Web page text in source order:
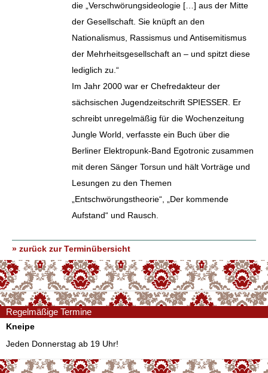
die „Verschwörungsideologie […] aus der Mitte
der Gesellschaft. Sie knüpft an den
Nationalismus, Rassismus und Antisemitismus
der Mehrheitsgesellschaft an – und spitzt diese
lediglich zu.“
Im Jahr 2000 war er Chefredakteur der
sächsischen Jugendzeitschrift SPIESSER. Er
schreibt unregelmäßig für die Wochenzeitung
Jungle World, verfasste ein Buch über die
Berliner Elektropunk-Band Egotronic zusammen
mit deren Sänger Torsun und hält Vorträge und
Lesungen zu den Themen
„Entschwörungstheorie“, „Der kommende
Aufstand“ und Rausch.
» zurück zur Terminübersicht
Regelmäßige Termine
Kneipe
Jeden Donnerstag ab 19 Uhr!